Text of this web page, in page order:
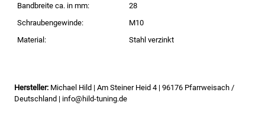
Bandbreite ca. in mm:
28
Schraubengewinde:
M10
Material:
Stahl verzinkt
Hersteller: Michael Hild | Am Steiner Heid 4 | 96176 Pfarrweisach /
Deutschland | info@hild-tuning.de